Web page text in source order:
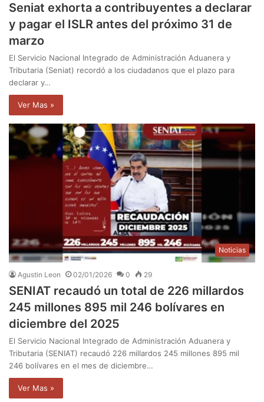
Seniat exhorta a contribuyentes a declarar
y pagar el ISLR antes del próximo 31 de
marzo
El Servicio Nacional Integrado de Administración Aduanera y
Tributaria (Seniat) recordó a los ciudadanos que el plazo para
declarar y…
Ver Mas »
Noticias
Agustin Leon 02/01/2026 0 29
SENIAT recaudó un total de 226 millardos
245 millones 895 mil 246 bolívares en
diciembre del 2025
El Servicio Nacional Integrado de Administración Aduanera y
Tributaria (SENIAT) recaudó 226 millardos 245 millones 895 mil
246 bolívares en el mes de diciembre…
Ver Mas »